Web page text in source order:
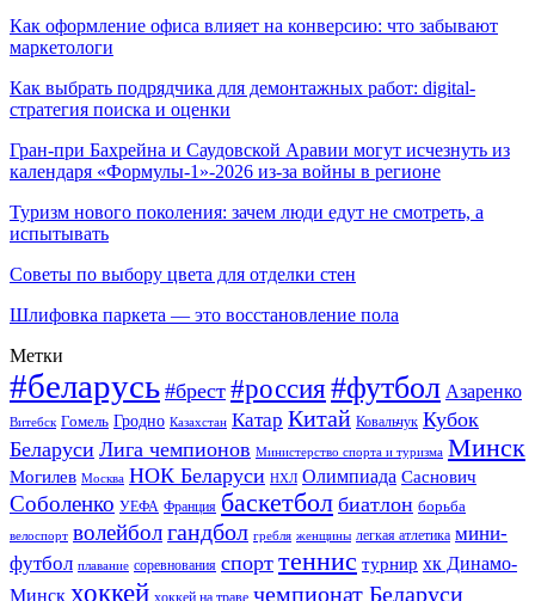
Как оформление офиса влияет на конверсию: что забывают
маркетологи
Как выбрать подрядчика для демонтажных работ: digital-
стратегия поиска и оценки
Гран-при Бахрейна и Саудовской Аравии могут исчезнуть из
календаря «Формулы-1»-2026 из-за войны в регионе
Туризм нового поколения: зачем люди едут не смотреть, а
испытывать
Советы по выбору цвета для отделки стен
Шлифовка паркета — это восстановление пола
Метки
#беларусь #брест #россия#футбол Азаренко
Витебск Гомель Гродно Казахстан Катар Китай Ковальчук Кубок
Беларуси Лига чемпионов Министерство спорта и туризма Минск
Могилев Москва НОК Беларуси НХЛ Олимпиада Саснович
Соболенко УЕФА Франция баскетбол биатлон борьба
велоспорт волейболгандбол гребля женщины легкая атлетика мини-
футбол плавание соревнования спорт теннис турнир хк Динамо-
Минск хоккей хоккей на траве чемпионат Беларуси